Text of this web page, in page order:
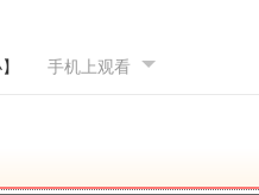
手机上观看